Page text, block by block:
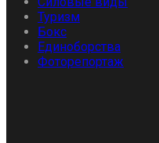
Туризм
Бокс
Единоборства
Фоторепортаж